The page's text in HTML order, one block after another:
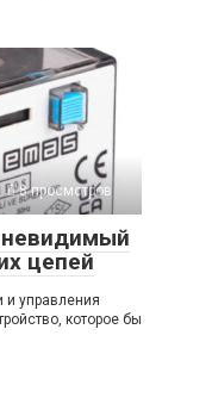
8 просмотров
цепей
управления
которое бы